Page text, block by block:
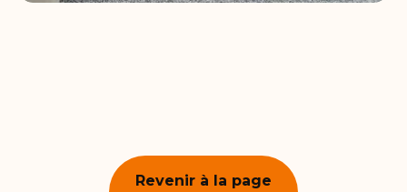
Revenir à la page